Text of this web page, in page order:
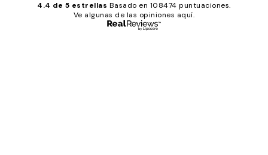
4.4 de 5 estrellas Basado en 108474 puntuaciones.
Ve algunas de las opiniones aquí.